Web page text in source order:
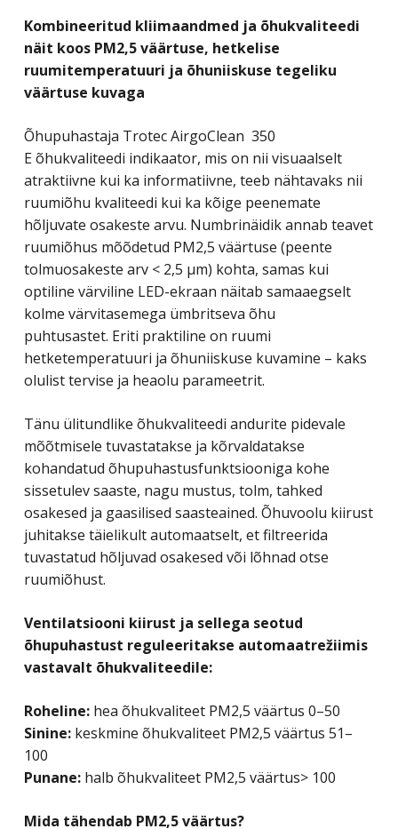
Kombineeritud kliimaandmed ja õhukvaliteedi
näit koos PM2,5 väärtuse, hetkelise
ruumitemperatuuri ja õhuniiskuse tegeliku
väärtuse kuvaga
Õhupuhastaja Trotec AirgoClean 350
E õhukvaliteedi indikaator, mis on nii visuaalselt
atraktiivne kui ka informatiivne, teeb nähtavaks nii
ruumiõhu kvaliteedi kui ka kõige peenemate
hõljuvate osakeste arvu. Numbrinäidik annab teavet
ruumiõhus mõõdetud PM2,5 väärtuse (peente
tolmuosakeste arv < 2,5 µm) kohta, samas kui
optiline värviline LED-ekraan näitab samaaegselt
kolme värvitasemega ümbritseva õhu
puhtusastet. Eriti praktiline on ruumi
hetketemperatuuri ja õhuniiskuse kuvamine – kaks
olulist tervise ja heaolu parameetrit.
Tänu ülitundlike õhukvaliteedi andurite pidevale
mõõtmisele tuvastatakse ja kõrvaldatakse
kohandatud õhupuhastusfunktsiooniga kohe
sissetulev saaste, nagu mustus, tolm, tahked
osakesed ja gaasilised saasteained. Õhuvoolu kiirust
juhitakse täielikult automaatselt, et filtreerida
tuvastatud hõljuvad osakesed või lõhnad otse
ruumiõhust.
Ventilatsiooni kiirust ja sellega seotud
õhupuhastust reguleeritakse automaatrežiimis
vastavalt õhukvaliteedile:
Roheline:hea õhukvaliteet PM2,5 väärtus 0–50
Sinine:keskmine õhukvaliteet PM2,5 väärtus 51–
100
Punane:halb õhukvaliteet PM2,5 väärtus> 100
Mida tähendab PM2,5 väärtus?